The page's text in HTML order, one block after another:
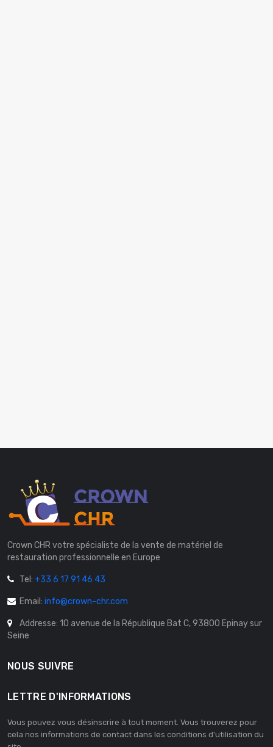
Crown CHR votre spécialiste de la vente de matériel de
restauration professionnelle en Europe
Tel: +33 6 17 91 46 43
Email: info@crown-chr.com
Addresse: 10 avenue de la République Bat C, 93800 Epinay sur
Seine
NOUS SUIVRE
LETTRE D'INFORMATIONS
Vous pouvez vous désinscrire à tout moment. Vous trouverez pour
cela nos informations de contact dans les conditions d'utilisation du